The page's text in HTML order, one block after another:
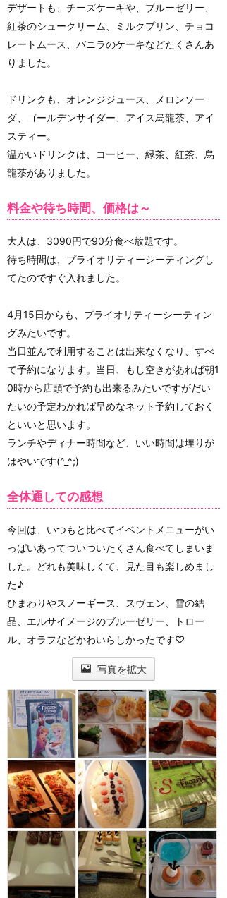
デザートも、チーズケーキや、ブルーゼリー、
紅茶のシュークリーム、ミルクプリン、チョコ
レートムース、バニラのケーキなどたくさんあ
りました。
ドリンクも、オレンジジュース、メロンソー
ダ、ゴールデンサイダー、アイス烏龍茶、アイ
スティー。
温かいドリンクは、コーヒー、緑茶、紅茶、烏
龍茶がありました。
料金や待ち時間、価格は～
大人は、3090円で90分食べ放題です。
待ち時間は、プライオリティーシーティングし
てたのですぐ入れました。
4月15日からも、プライオリティーシーティン
グみたいです。
当日並んで利用することは出来なくなり、すべ
て予約になります。当日、もし空きがあれば朝1
0時から店頭で予約も出来るみたいですがだい
たいの予定わかれば早めなネット予約しておく
といいと思います。
ランチやディナー時間など、いい時間は埋りが
はやいです(^_^;)
全体通しての感想
今回は、いつもと比べてイベントメニューがい
っぱいあってついついたくさん食べてしまいま
した。どれも美味しくて、見た目も楽しめまし
た♪
ひまわりやスノーギース、スヴェン、雪の結
晶、エルサイメージのブルーゼリー、トロー
ル、オラフなどかわいらしかったです♡
写真を拡大